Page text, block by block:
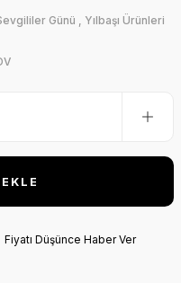
Günü , Yılbaşı Ürünleri
Fiyatı Düşünce Haber Ver